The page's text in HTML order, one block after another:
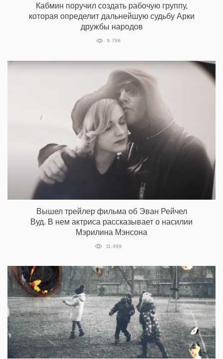
Кабмин поручил создать рабочую группу,
которая определит дальнейшую судьбу Арки
дружбы народов
9 786
Вышел трейлер фильма об Эван Рейчел
Вуд. В нем актриса рассказывает о насилии
Мэрилина Мэнсона
11 999